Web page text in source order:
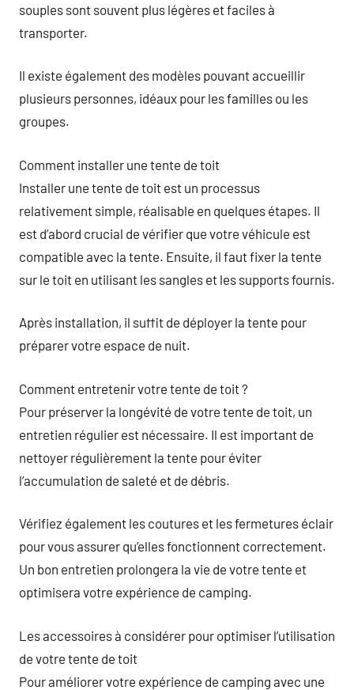
souples sont souvent plus légères et faciles à
transporter.
Il existe également des modèles pouvant accueillir
plusieurs personnes, idéaux pour les familles ou les
groupes.
Comment installer une tente de toit
Installer une tente de toit est un processus
relativement simple, réalisable en quelques étapes. Il
est d’abord crucial de vérifier que votre véhicule est
compatible avec la tente. Ensuite, il faut fixer la tente
sur le toit en utilisant les sangles et les supports fournis.
Après installation, il suffit de déployer la tente pour
préparer votre espace de nuit.
Comment entretenir votre tente de toit ?
Pour préserver la longévité de votre tente de toit, un
entretien régulier est nécessaire. Il est important de
nettoyer régulièrement la tente pour éviter
l’accumulation de saleté et de débris.
Vérifiez également les coutures et les fermetures éclair
pour vous assurer qu’elles fonctionnent correctement.
Un bon entretien prolongera la vie de votre tente et
optimisera votre expérience de camping.
Les accessoires à considérer pour optimiser l’utilisation
de votre tente de toit
Pour améliorer votre expérience de camping avec une